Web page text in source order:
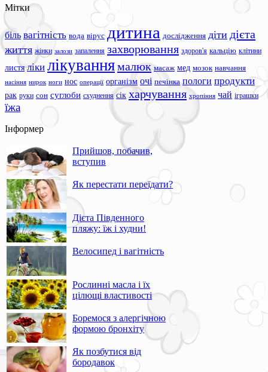
Мітки
біль вагітність вода вірус дитина дослідження діти дієта
життя жінки залози запалення захворювання здоров'я кальцію клітини
листя ліки лікуваннямалюк масаж мед мозок навчання
насіння нирок ноги нос операції організм очі печінка пологи продукти
рак руки сон суглоби схуднення сік харчування хропіння чай іграшки
їжа
Інформер
Прийшов, побачив,
вступив
Як перестати переїдати?
Дієта Південного
пляжу: їж і худни!
Велосипед і вагітність
Рослинні масла і їх
цілющі властивості
Боремося з алергічною
формою бронхіту
Як позбутися від
бородавок